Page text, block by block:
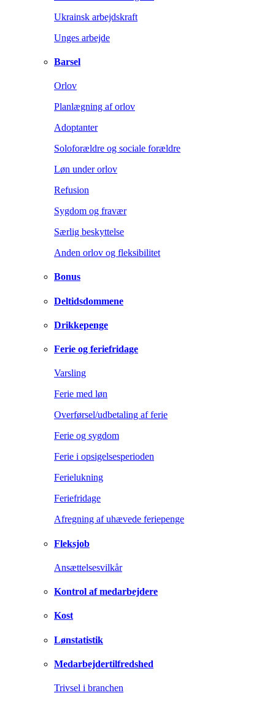
Ukrainsk arbejdskraft
Unges arbejde
Barsel
Orlov
Planlægning af orlov
Adoptanter
Soloforældre og sociale forældre
Løn under orlov
Refusion
Sygdom og fravær
Særlig beskyttelse
Anden orlov og fleksibilitet
Bonus
Deltidsdommene
Drikkepenge
Ferie og feriefridage
Varsling
Ferie med løn
Overførsel/udbetaling af ferie
Ferie og sygdom
Ferie i opsigelsesperioden
Ferielukning
Feriefridage
Afregning af uhævede feriepenge
Fleksjob
Ansættelsesvilkår
Kontrol af medarbejdere
Kost
Lønstatistik
Medarbejdertilfredshed
Trivsel i branchen